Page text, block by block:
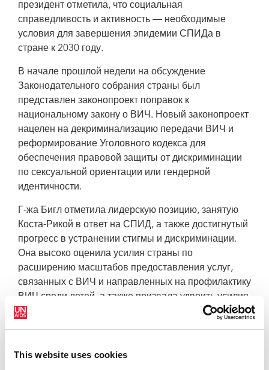
This website uses cookies
президент отметила, что социальная
справедливость и активность — необходимые
условия для завершения эпидемии СПИДа в
стране к 2030 году.
В начале прошлой недели на обсуждение
Законодательного собрания страны был
представлен законопроект поправок к
национальному закону о ВИЧ. Новый законопроект
нацелен на декриминализацию передачи ВИЧ и
реформирование Уголовного кодекса для
обеспечения правовой защиты от дискриминации
по сексуальной ориентации или гендерной
идентичности.
Г-жа Бигл отметила лидерскую позицию, занятую
Коста-Рикой в ответ на СПИД, а также достигнутый
прогресс в устранении стигмы и дискриминации.
Она высоко оценила усилия страны по
расширению масштабов предоставления услуг,
связанных с ВИЧ и направленных на профилактику
ВИЧ среди детей, а также призвала удвоить усилия,
чтобы Коста-Рика первой из стран Латинской
к 2015 году.